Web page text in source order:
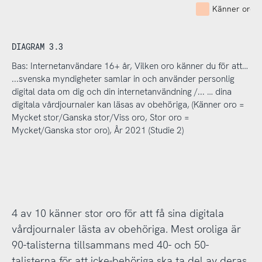
Känner oro
DIAGRAM 3.3
Bas: Internetanvändare 16+ år, Vilken oro känner du för att…
...svenska myndigheter samlar in och använder personlig
digital data om dig och din internetanvändning /... … dina
digitala vårdjournaler kan läsas av obehöriga, (Känner oro =
Mycket stor/Ganska stor/Viss oro, Stor oro =
Mycket/Ganska stor oro), År 2021 (Studie 2)
4 av 10 känner stor oro för att få sina digitala
vårdjournaler lästa av obehöriga. Mest oroliga är
90-talisterna tillsammans med 40- och 50-